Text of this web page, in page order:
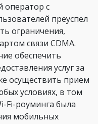
оператор с
преуспел
ограничения,
связи CDMA.
обеспечить
услуг за
осуществить прием
условиях, в том
Fi-роуминга была
мобильных